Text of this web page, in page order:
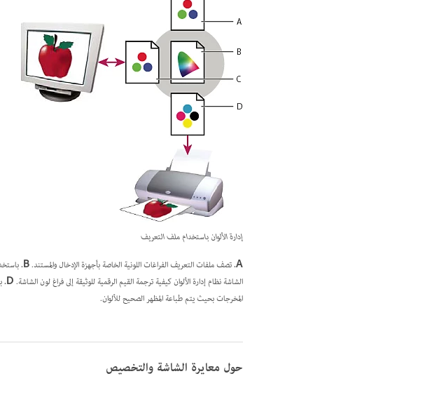
إدارة الألوان باستخدام ملف التعريف
A. تصف ملفات التعريف الفراغات اللونية الخاصة بأجهزة الإدخال والمستند.B.
الشاشة نظام إدارة الألوان كيفية ترجمة القيم الرقمية للوثيقة إلى فراغ لون الشاشة.D.
المخرجات بحيث يتم طباعة المظهر الصحيح للألوان.
حول معايرة الشاشة والتخصيص